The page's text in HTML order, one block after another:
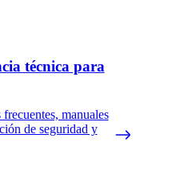
técnica para
manuales
de seguridad y